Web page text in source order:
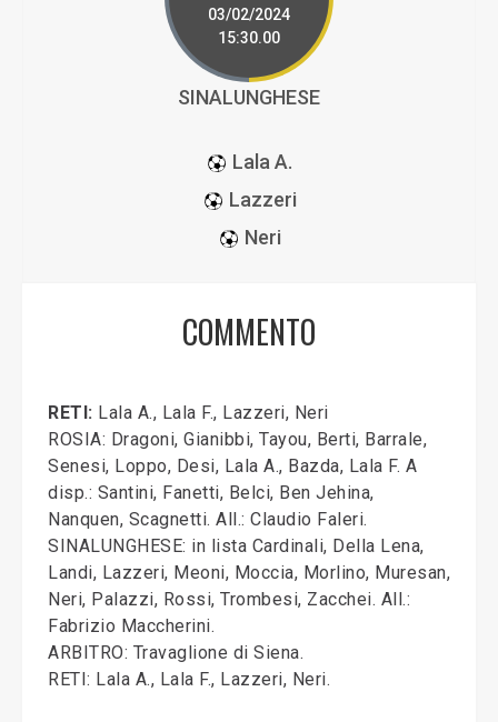
03/02/2024
15:30.00
SINALUNGHESE
Lala A.
Lazzeri
Neri
COMMENTO
RETI: Lala A., Lala F., Lazzeri, Neri
ROSIA: Dragoni, Gianibbi, Tayou, Berti, Barrale,
Senesi, Loppo, Desi, Lala A., Bazda, Lala F. A
disp.: Santini, Fanetti, Belci, Ben Jehina,
Nanquen, Scagnetti. All.: Claudio Faleri.
SINALUNGHESE: in lista Cardinali, Della Lena,
Landi, Lazzeri, Meoni, Moccia, Morlino, Muresan,
Neri, Palazzi, Rossi, Trombesi, Zacchei. All.:
Fabrizio Maccherini.
ARBITRO: Travaglione di Siena.
RETI: Lala A., Lala F., Lazzeri, Neri.